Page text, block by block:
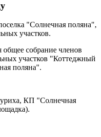
"Солнечная поляна",
участков.
общее собрание членов
участков "Коттеджный
поляна".
КП "Солнечная